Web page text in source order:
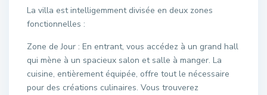
La villa est intelligemment divisée en deux zones
fonctionnelles :
Zone de Jour : En entrant, vous accédez à un grand hall
qui mène à un spacieux salon et salle à manger. La
cuisine, entièrement équipée, offre tout le nécessaire
pour des créations culinaires. Vous trouverez